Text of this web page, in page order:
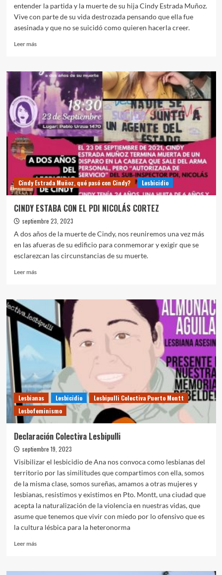
entender la partida y la muerte de su hija Cindy Estrada Muñoz.
Vive con parte de su vida destrozada pensando que ella fue
asesinada y que no se suicidó como quieren hacerla creer.
Leer másLeer
La
muerte
de
Cindy
a
través
de
los
de
su
madre
Cindy Estrada Muñoz, qué pasó con Cindy? Lesbicidio
CINDY ESTABA CON EL PDI NICOLÁS CORTEZ
septiembre 23, 2023
A dos años de la muerte de Cindy, nos reuniremos una vez más
en las afueras de su edificio para conmemorar y exigir que se
esclarezcan las circunstancias de su muerte.
Leer másLeer
CINDY
ESTABA
CON
EL
PDI
NICOLÁS
Lesbianas Lesbicidio
Lesbipulli Colectiva Puerto Montt
Lesbofeminismo
Declaración Colectiva Lesbipulli
septiembre 19, 2023
Visibilizar el lesbicidio de Ana nos convoca como lesbianas del
territorio por las similitudes que compartimos con ella, somos
de la misma clase, somos sureñas, amamos a otras mujeres y
lesbianas, resistimos y existimos en Pto. Montt, una ciudad que
acepta la naturalización de la violencia en nuestras vidas, que
asume que tenemos que vivir con miedo por lo ofensivo que es
la cultura lésbica para la heteronorma
Leer másLeer
Declaración